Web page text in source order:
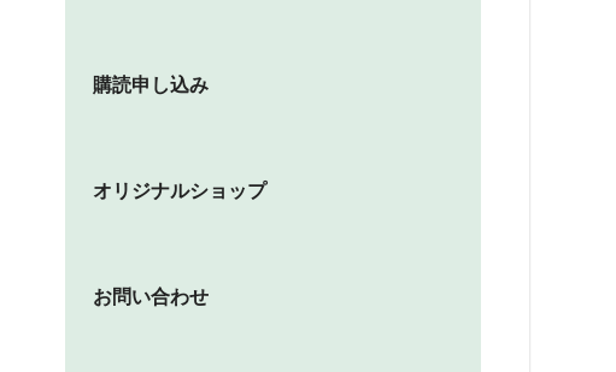
購読申し込み
オリジナルショップ
お問い合わせ